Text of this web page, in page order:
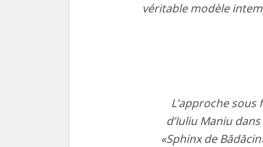
véritable modèle
L’approche
d’Iuliu Maniu
«Sphinx de